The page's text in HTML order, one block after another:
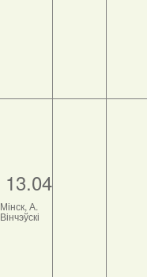
13.04
Мінск, А.
Вінчэўскі